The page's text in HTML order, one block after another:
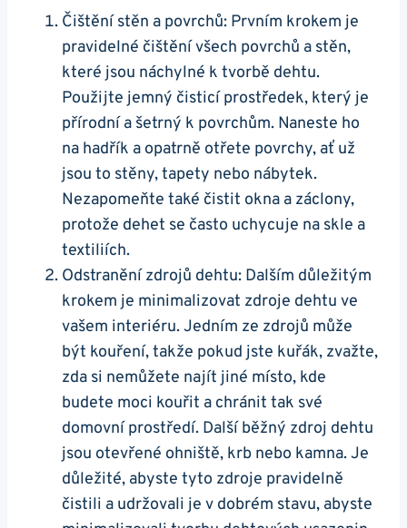
Čištění stěn a povrchů: Prvním krokem je
pravidelné čištění všech povrchů a stěn,
‍které jsou⁣ náchylné k​ tvorbě dehtu.
Použijte jemný‍ čisticí prostředek, který je
přírodní a šetrný k povrchům.⁢ Naneste ‍ho
na hadřík ‌a ​opatrně otřete povrchy, ⁣ať už
jsou to stěny, ‌tapety ‍nebo nábytek.
Nezapomeňte také čistit ​okna a záclony,
protože dehet​ se často‌ uchycuje na⁤ skle a
textiliích.
Odstranění zdrojů​ dehtu: Dalším‍ důležitým
krokem ​je ‌minimalizovat​ zdroje dehtu ⁤ve
‍vašem interiéru. Jedním ze zdrojů může
být kouření, ⁤takže pokud jste⁤ kuřák, zvažte,
zda⁤ si nemůžete najít ⁣jiné místo, kde⁢
budete⁢ moci kouřit a chránit tak ⁢své
‌domovní prostředí. Další běžný zdroj dehtu
jsou ​otevřené ohniště, ​krb nebo kamna. ⁣Je⁣
důležité, ⁣abyste tyto zdroje pravidelně ​
čistili ⁤a udržovali je v dobrém⁣ stavu, abyste